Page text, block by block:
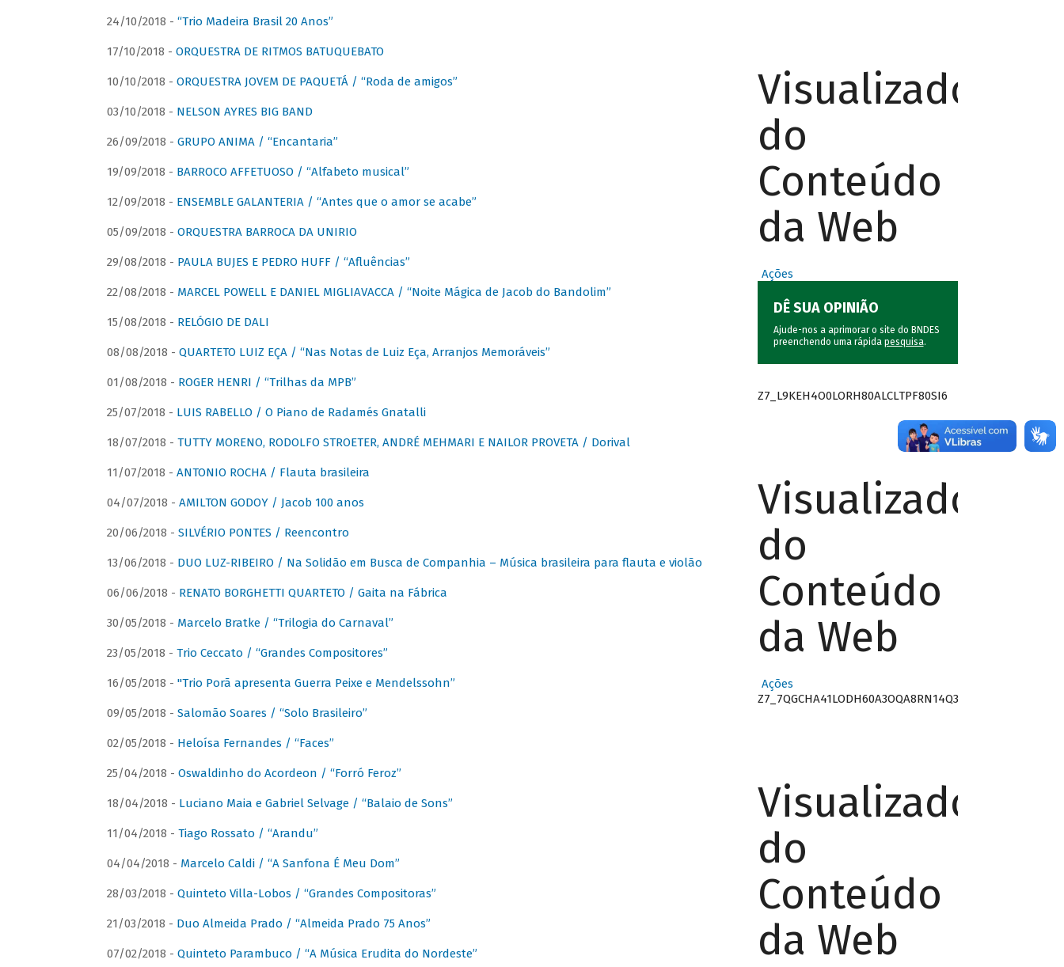
24/10/2018 - “Trio Madeira Brasil 20 Anos”
17/10/2018 - ORQUESTRA DE RITMOS BATUQUEBATO
10/10/2018 - ORQUESTRA JOVEM DE PAQUETÁ / “Roda de amigos”
03/10/2018 - NELSON AYRES BIG BAND
26/09/2018 - GRUPO ANIMA / “Encantaria”
19/09/2018 - BARROCO AFFETUOSO / “Alfabeto musical”
12/09/2018 - ENSEMBLE GALANTERIA / “Antes que o amor se acabe”
05/09/2018 - ORQUESTRA BARROCA DA UNIRIO
29/08/2018 - PAULA BUJES E PEDRO HUFF / “Afluências”
22/08/2018 - MARCEL POWELL E DANIEL MIGLIAVACCA / “Noite Mágica de Jacob do Bandolim”
15/08/2018 - RELÓGIO DE DALI
08/08/2018 - QUARTETO LUIZ EÇA / “Nas Notas de Luiz Eça, Arranjos Memoráveis”
01/08/2018 - ROGER HENRI / “Trilhas da MPB”
25/07/2018 - LUIS RABELLO / O Piano de Radamés Gnatalli
18/07/2018 - TUTTY MORENO, RODOLFO STROETER, ANDRÉ MEHMARI E NAILOR PROVETA / Dorival
11/07/2018 - ANTONIO ROCHA / Flauta brasileira
04/07/2018 - AMILTON GODOY / Jacob 100 anos
20/06/2018 - SILVÉRIO PONTES / Reencontro
13/06/2018 - DUO LUZ-RIBEIRO / Na Solidão em Busca de Companhia – Música brasileira para flauta e violão
06/06/2018 - RENATO BORGHETTI QUARTETO / Gaita na Fábrica
30/05/2018 - Marcelo Bratke / “Trilogia do Carnaval”
23/05/2018 - Trio Ceccato / “Grandes Compositores”
16/05/2018 - "Trio Porã apresenta Guerra Peixe e Mendelssohn”
09/05/2018 - Salomão Soares / “Solo Brasileiro”
02/05/2018 - Heloísa Fernandes / “Faces”
25/04/2018 - Oswaldinho do Acordeon / “Forró Feroz”
18/04/2018 - Luciano Maia e Gabriel Selvage / “Balaio de Sons”
11/04/2018 - Tiago Rossato / “Arandu”
04/04/2018 - Marcelo Caldi / “A Sanfona É Meu Dom”
28/03/2018 - Quinteto Villa-Lobos / “Grandes Compositoras”
21/03/2018 - Duo Almeida Prado / “Almeida Prado 75 Anos”
07/02/2018 - Quinteto Parambuco / “A Música Erudita do Nordeste”
Visualizador
do
Conteúdo
da Web
Ações
DÊ SUA OPINIÃO
Ajude-nos a aprimorar o site do BNDES
preenchendo uma rápida pesquisa.
Z7_L9KEH4O0LORH80ALCLTPF80SI6
Visualizador
do
Conteúdo
da Web
Ações
Z7_7QGCHA41LODH60A3OQA8RN14Q3
Visualizador
do
Conteúdo
da Web